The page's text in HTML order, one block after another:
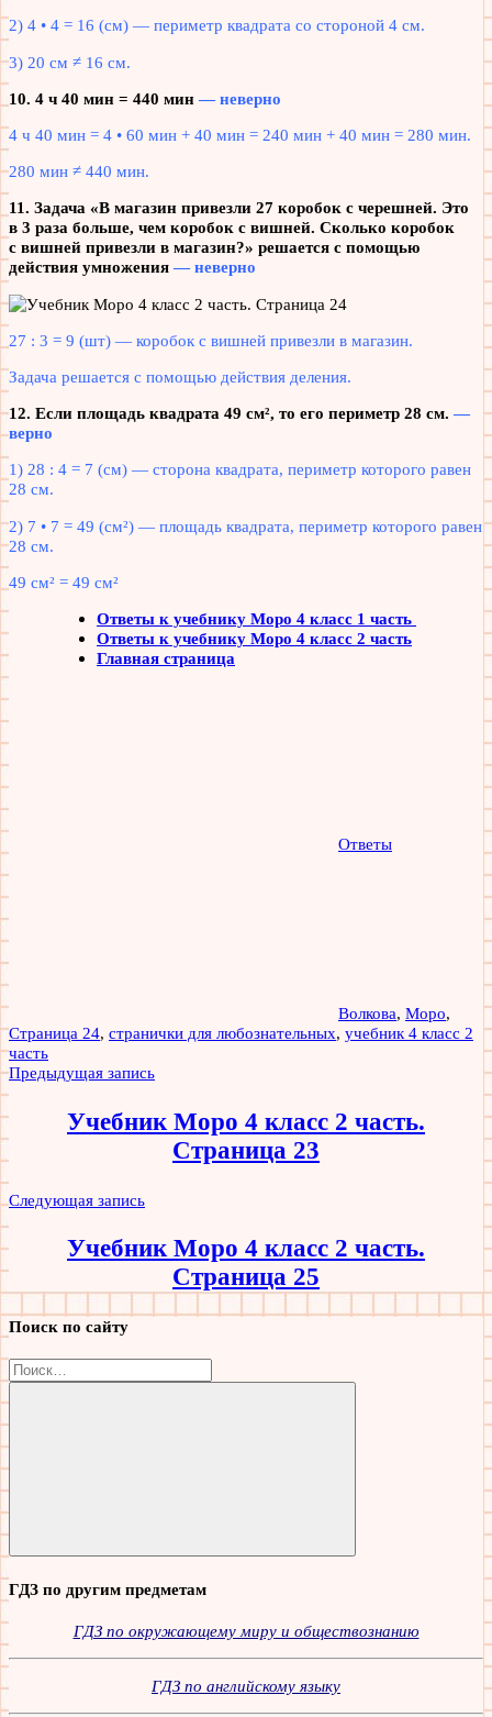
2) 4 • 4 = 16 (см) — периметр квадрата со стороной 4 см.
3) 20 см ≠ 16 см.
10. 4 ч 40 мин = 440 мин — неверно
4 ч 40 мин = 4 • 60 мин + 40 мин = 240 мин + 40 мин = 280 мин.
280 мин ≠ 440 мин.
11. Задача «В магазин привезли 27 коробок с черешней. Это
в 3 раза больше, чем коробок с вишней. Сколько коробок
с вишней привезли в магазин?» решается с помощью
действия умножения — неверно
27 : 3 = 9 (шт) — коробок с вишней привезли в магазин.
Задача решается с помощью действия деления.
12. Если площадь квадрата 49 см², то его периметр 28 см. —
верно
1) 28 : 4 = 7 (см) — сторона квадрата, периметр которого равен
28 см.
2) 7 • 7 = 49 (см²) — площадь квадрата, периметр которого равен
28 см.
49 см² = 49 см²
Ответы к учебнику Моро 4 класс 1 часть
Ответы к учебнику Моро 4 класс 2 часть
Главная страница
Ответы
Волкова, Моро,
Страница 24, странички для любознательных, учебник 4 класс 2
часть
Навигация
по
записям
Предыдущая запись
Учебник Моро 4 класс 2 часть.
Страница 23
Следующая запись
Учебник Моро 4 класс 2 часть.
Страница 25
Поиск по сайту
Найти:
Поиск
ГДЗ по другим предметам
ГДЗ по окружающему миру и обществознанию
ГДЗ по английскому языку